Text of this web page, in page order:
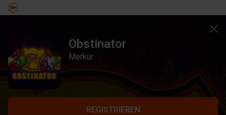
Obstinator
Merkur
REGISTRIEREN